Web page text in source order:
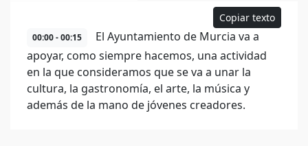
Copiar texto
00:00 - 00:15
El Ayuntamiento de Murcia va a
apoyar, como siempre hacemos, una actividad
en la que consideramos que se va a unar la
cultura, la gastronomía, el arte, la música y
además de la mano de jóvenes creadores.